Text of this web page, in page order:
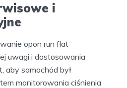
i
opon run flat
uwagi i dostosowania
aby samochód był
monitorowania ciśnienia